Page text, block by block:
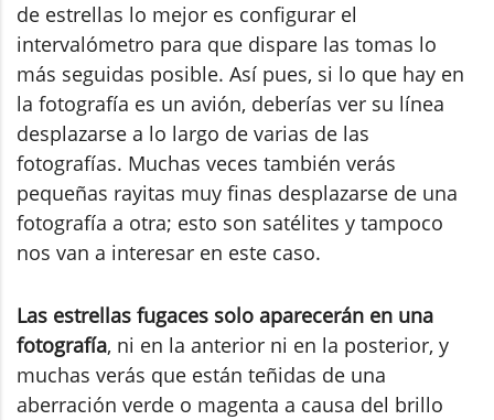
de estrellas lo mejor es configurar el
intervalómetro para que dispare las tomas lo
más seguidas posible. Así pues, si lo que hay en
la fotografía es un avión, deberías ver su línea
desplazarse a lo largo de varias de las
fotografías. Muchas veces también verás
pequeñas rayitas muy finas desplazarse de una
fotografía a otra; esto son satélites y tampoco
nos van a interesar en este caso.
Las estrellas fugaces solo aparecerán en una
fotografía, ni en la anterior ni en la posterior, y
muchas verás que están teñidas de una
aberración verde o magenta a causa del brillo